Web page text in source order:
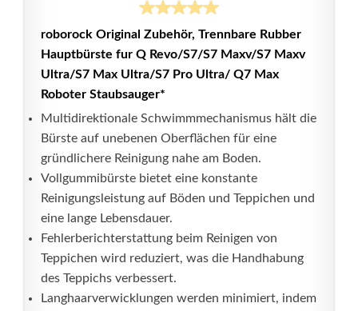
roborock Original Zubehör, Trennbare Rubber
Hauptbürste fur Q Revo/S7/S7 Maxv/S7 Maxv
Ultra/S7 Max Ultra/S7 Pro Ultra/ Q7 Max
Roboter Staubsauger*
Multidirektionale Schwimmmechanismus hält die
Bürste auf unebenen Oberflächen für eine
gründlichere Reinigung nahe am Boden.
Vollgummibürste bietet eine konstante
Reinigungsleistung auf Böden und Teppichen und
eine lange Lebensdauer.
Fehlerberichterstattung beim Reinigen von
Teppichen wird reduziert, was die Handhabung
des Teppichs verbessert.
Langhaarverwicklungen werden minimiert, indem